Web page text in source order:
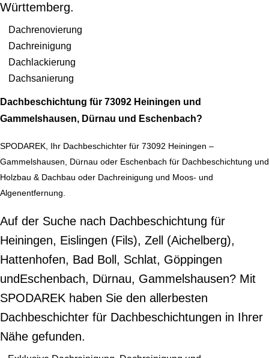
Württemberg.
Dachrenovierung
Dachreinigung
Dachlackierung
Dachsanierung
Dachbeschichtung für 73092 Heiningen und
Gammelshausen, Dürnau und Eschenbach?
SPODAREK, Ihr Dachbeschichter für 73092 Heiningen –
Gammelshausen, Dürnau oder Eschenbach für Dachbeschichtung und
Holzbau & Dachbau oder Dachreinigung und Moos- und
Algenentfernung.
Auf der Suche nach Dachbeschichtung für
Heiningen, Eislingen (Fils), Zell (Aichelberg),
Hattenhofen, Bad Boll, Schlat, Göppingen
undEschenbach, Dürnau, Gammelshausen? Mit
SPODAREK haben Sie den allerbesten
Dachbeschichter für Dachbeschichtungen in Ihrer
Nähe gefunden.